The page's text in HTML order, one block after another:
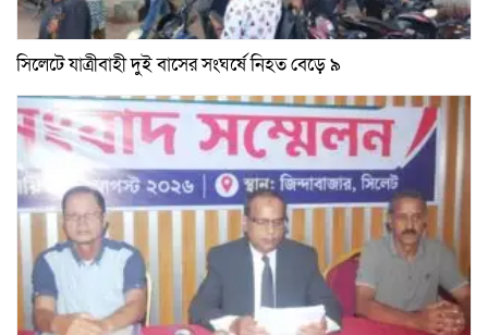
সিলেটে যাত্রীবাহী দুই বাসের সংঘর্ষে নিহত বেড়ে ৯